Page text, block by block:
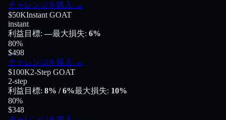
チャレンジを購入 →
$50KInstant GOAT
instant
利益目標:—最大損失: 6%
80%
$498
チャレンジを購入 →
$100K2-Step GOAT
2-step
利益目標: 8% / 6%最大損失: 10%
80%
$348